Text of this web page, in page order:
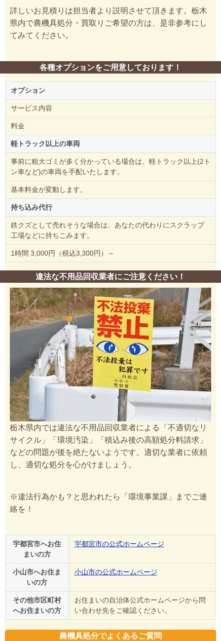
詳しいお見積りは担当者より説明させて頂きます。栃木
県内で農機具処分・買取りご希望の方は、是非参考にし
てみてください。
各種オプションをご用意しております！
オプション
サービス内容
料金
軽トラック以上の車両
事前に粗大ゴミが多く分かっている場合は、軽トラック以上(2ト
ン車など)の車両を手配いたします。
基本料金が変動します。
持ち込み代行
鉄クズとして売れそうな場合は、あなたの代わりにスクラップ
工場などに持ちこみます。
1時間 3,000円（税込3,300円）～
違法な不用品回収業者にご注意ください！
栃木県内では違法な不用品回収業者による「不適切なリ
サイクル」「環境汚染」「積込み後の高額処分料請求」
などの問題が後を絶たないようです。適切な業者に依頼
し、適切な処分を心がけましょう。
※違法行為かも？と思われたら「環境事業課」までご連
絡を！
宇都宮市へお住
まいの方
宇都宮市の公式ホームページ
小山市へお住ま
いの方
小山市の公式ホームページ
その他市区町村
へお住まいの方
お住まいの自治体公式ホームページから問
い合わせ先をご確認ください。
農機具処分でよくあるご質問